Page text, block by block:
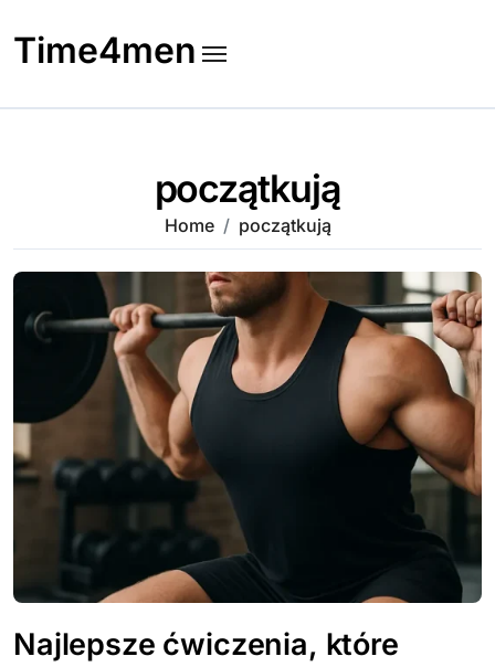
to
content
Time4men
początkują
Home początkują
Najlepsze ćwiczenia, które